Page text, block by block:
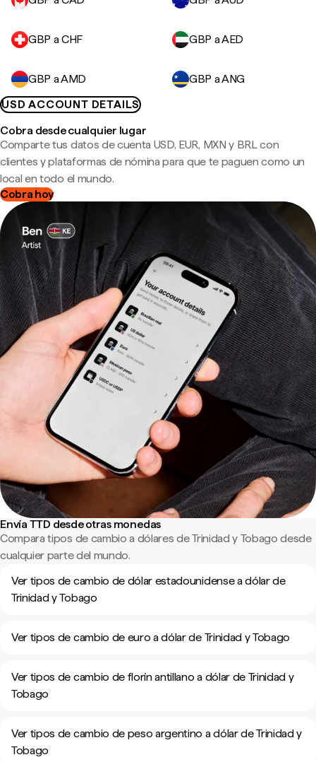
GBP a CHF GBP a AED
GBP a AMD
GBP a ANG
USD ACCOUNT DETAILS
Cobra desde cualquier lugar
Comparte tus datos de cuenta USD, EUR, MXN y BRL con
clientes y plataformas de nómina para que te paguen como un
local en todo el mundo.
Cobra hoy
Envía TTD desde otras monedas
Compara tipos de cambio a dólares de Trinidad y Tobago desde
cualquier parte del mundo.
Ver tipos de cambio de dólar estadounidense a dólar de
Trinidad y Tobago
Ver tipos de cambio de euro a dólar de Trinidad y Tobago
Ver tipos de cambio de florín antillano a dólar de Trinidad y
Tobago
Ver tipos de cambio de peso argentino a dólar de Trinidad y
Tobago